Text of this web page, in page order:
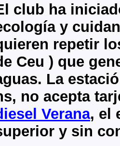
club ha
y
repetir
Ceu ) que
La
no acepta
Verana, el
y sin